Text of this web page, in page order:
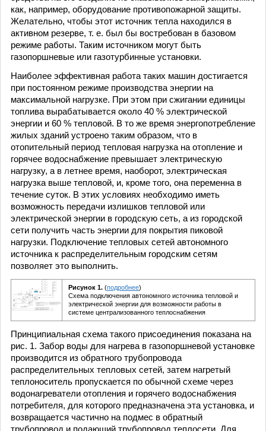
как, например, оборудование противопожарной защиты.
Желательно, чтобы этот источник тепла находился в
активном резерве, т. е. был бы востребован в базовом
режиме работы. Таким источником могут быть
газопоршневые или газотурбинные установки.
Наиболее эффективная работа таких машин достигается
при постоянном режиме производства энергии на
максимальной нагрузке. При этом при сжигании единицы
топлива вырабатывается около 40 % электрической
энергии и 60 % тепловой. В то же время энергопотребление
жилых зданий устроено таким образом, что в
отопительный период тепловая нагрузка на отопление и
горячее водоснабжение превышает электрическую
нагрузку, а в летнее время, наоборот, электрическая
нагрузка выше тепловой, и, кроме того, она переменна в
течение суток. В этих условиях необходимо иметь
возможность передачи излишков тепловой или
электрической энергии в городскую сеть, а из городской
сети получить часть энергии для покрытия пиковой
нагрузки. Подключение тепловых сетей автономного
источника к распределительным городским сетям
позволяет это выполнить.
Рисунок 1. (подробнее)
Схема подключения автономного источника тепловой и
электрической энергии для возможности работы в
системе централизованного теплоснабжения
Принципиальная схема такого присоединения показана на
рис. 1. Забор воды для нагрева в газопоршневой установке
производится из обратного трубопровода
распределительных тепловых сетей, затем нагретый
теплоноситель пропускается по обычной схеме через
водонагреватели отопления и горячего водоснабжения
потребителя, для которого предназначена эта установка, и
возвращается частично на подмес в обратный